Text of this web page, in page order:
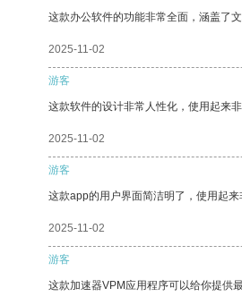
这款办公软件的功能非常全面，涵盖了
2025-11-02
游客
这款软件的设计非常人性化，使用起来非
2025-11-02
游客
这款app的用户界面简洁明了，使用起
2025-11-02
游客
这款加速器VPM应用程序可以给你提供